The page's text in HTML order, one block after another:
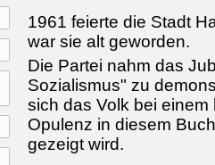
1961 feierte die Stadt
war sie alt geworden.
Die Partei nahm das
Sozialismus" zu
sich das Volk bei
Opulenz in diesem
gezeigt wird.